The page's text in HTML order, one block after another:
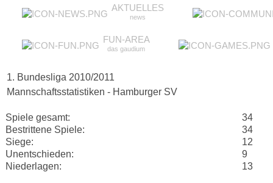
AKTUELLES
news
FUN-AREA
das gaudium
1. Bundesliga 2010/2011
Mannschaftsstatistiken - Hamburger SV
Spiele gesamt:
34
Bestrittene Spiele:
34
Siege:
12
Unentschieden:
9
Niederlagen:
13